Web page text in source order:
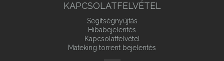
KAPCSOLATFELVÉTEL
Segítségnyújtás
Hibabejelentés
Kapcsolatfelvétel
Mateking torrent bejelentés